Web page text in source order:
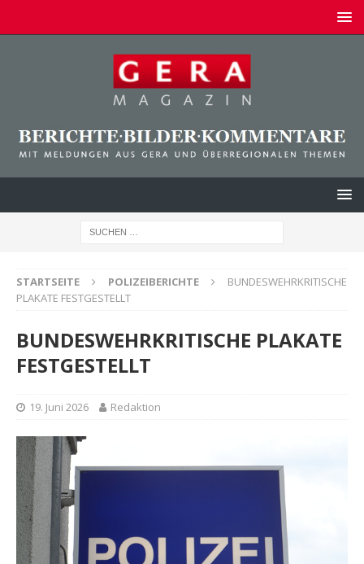
STARTSEITE POLIZEIBERICHTE
BUNDESWEHRKRITISCHE
PLAKATE FESTGESTELLT
BUNDESWEHRKRITISCHE PLAKATE
FESTGESTELLT
19. Juni 2026 Redaktion